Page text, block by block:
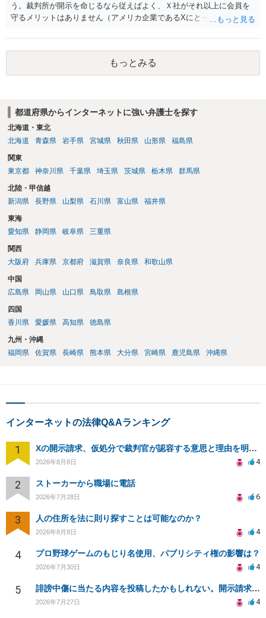
う。裁判所が開示を命じるなら従えばよく、Ｘ社がそれ以上に会員を
守るメリットはありません（アメリカ企業であるXにとって、日本の会
うかを争うよりも、「発信者情報の保有確認がまだできていない」な
どと言い訳して確認できるまで発令を引き伸ばす方で対応してくる方
が圧倒的に多いです（この作戦は必ずといっていいほど行ってきま
す）。
もっとみる
都道府県からインターネットに強い弁護士を探す
北海道・東北
北海道
青森県 岩手県 宮城県 秋田県 山形県 福島県
関東
東京都
神奈川県 千葉県 埼玉県 茨城県 栃木県 群馬県
北陸・甲信越
新潟県
長野県 山梨県 石川県 富山県 福井県
東海
愛知県
静岡県 岐阜県 三重県
関西
大阪府
兵庫県 京都府 滋賀県 奈良県 和歌山県
中国
広島県
岡山県 山口県 鳥取県 島根県
四国
香川県
愛媛県 高知県 徳島県
九州・沖縄
福岡県
佐賀県 長崎県 熊本県 大分県 宮崎県 鹿児島県 沖縄県
インターネットの法律Q&Aランキング
1 Xの開示請求、仮処分で裁判官が認容する意思と理由を明確化しても、相手側は争って引き延ばしますか
2026年8月8日 4
2 ストーカーから職場に電話
2026年7月28日 6
3 人の住所を法に則り探すことは可能なのか？
2026年8月8日 4
4 プロ野球ゲームのもじり名使用、パブリシティ権の影響は？
2026年7月30日 4
5 誹謗中傷に当たる内容を投稿したかもしれない。開示請求や民事刑事裁判に発展しうるのか教えて欲しい。
2026年7月27日 4